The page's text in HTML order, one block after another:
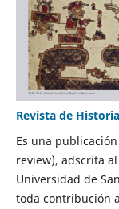
Revista de
Es una
review), adscrita
Universidad de
toda contribución